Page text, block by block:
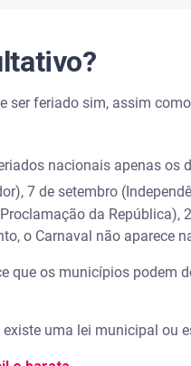
ser feriado sim, assim
nacionais apenas os
7 de setembro
da República),
o Carnaval não aparece
que os municípios podem
uma lei municipal ou